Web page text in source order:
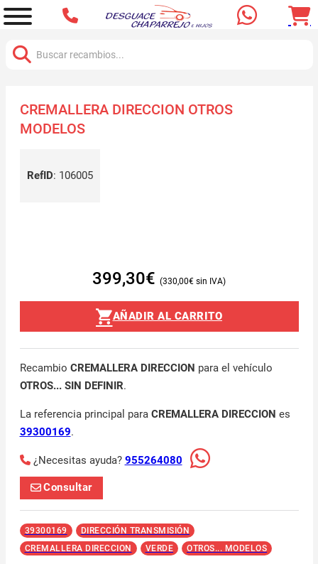
CREMALLERA DIRECCION OTROS
MODELOS
RefID: 106005
399,30€ 330,00€
AÑADIR AL CARRITO
Recambio CREMALLERA DIRECCION para el vehículo
OTROS... SIN DEFINIR.
La referencia principal para CREMALLERA DIRECCION es
39300169.
¿Necesitas ayuda? 955264080
Consultar
39300169
DIRECCIÓN TRANSMISIÓN
CREMALLERA DIRECCION
VERDE OTROS... MODELOS